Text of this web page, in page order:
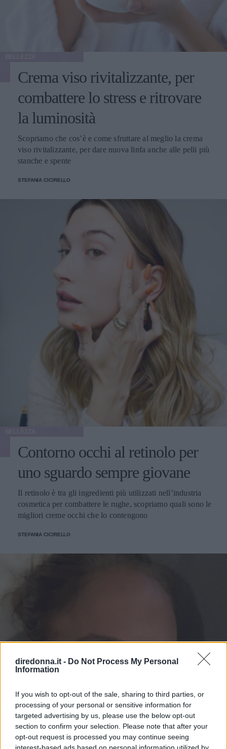
diredonna.it - Do Not Process My Personal
Information
If you wish to opt-out of the sale, sharing to third parties, or
processing of your personal or sensitive information for
targeted advertising by us, please use the below opt-out
section to confirm your selection. Please note that after your
opt-out request is processed you may continue seeing
interest-based ads based on personal information utilized by
Crema viso rivitalizzante, per
combattere lo stress e ritrovare
la luminosità
Scopriamo che cos’è e come sfruttare al meglio la crema
viso rivitalizzante, per dare nuova linfa anche alle pelli più
stanche e spente
STEFANIA CICIRELLO
Contorno occhi al retinolo per
uno sguardo sempre giovane
Il retinolo è tra gli ingredienti più utilizzati nell’industria
cosmetica per combattere le rughe, scopriamo quali sono le
migliori creme occhi che lo contengono
STEFANIA CICIRELLO